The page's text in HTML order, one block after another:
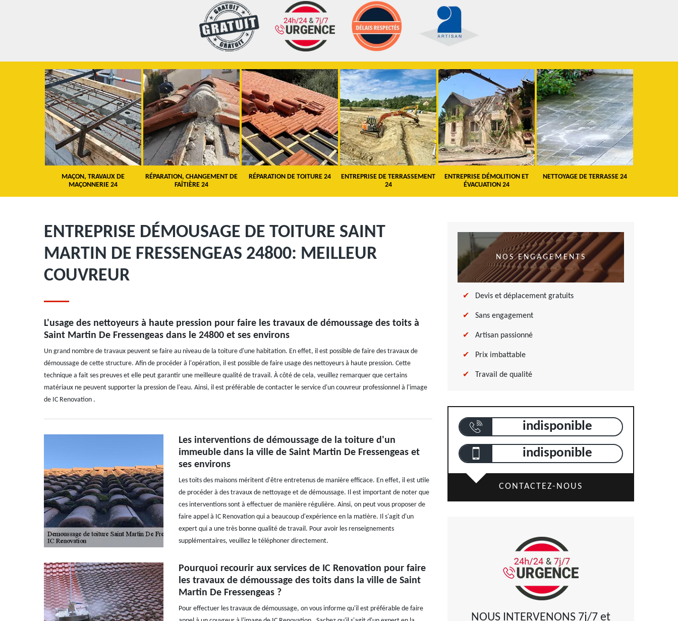
MAÇON, TRAVAUX DE
MAÇONNERIE 24
RÉPARATION, CHANGEMENT DE
FAÎTIÈRE 24
RÉPARATION DE TOITURE 24
ENTREPRISE DE TERRASSEMENT
24
ENTREPRISE DÉMOLITION ET
ÉVACUATION 24
NETTOYAGE DE TERRASSE 24
ENTREPRISE DÉMOUSAGE DE TOITURE SAINT
MARTIN DE FRESSENGEAS 24800: MEILLEUR
COUVREUR
L'usage des nettoyeurs à haute pression pour faire les travaux de démoussage des toits à
Saint Martin De Fressengeas dans le 24800 et ses environs
Un grand nombre de travaux peuvent se faire au niveau de la toiture d'une habitation. En effet, il est possible de faire des travaux de
démoussage de cette structure. Afin de procéder à l'opération, il est possible de faire usage des nettoyeurs à haute pression. Cette
technique a fait ses preuves et elle peut garantir une meilleure qualité de travail. À côté de cela, veuillez remarquer que certains
matériaux ne peuvent supporter la pression de l'eau. Ainsi, il est préférable de contacter le service d'un couvreur professionnel à l'image
de IC Renovation .
Les interventions de démoussage de la toiture d'un
immeuble dans la ville de Saint Martin De Fressengeas et
ses environs
Les toits des maisons méritent d'être entretenus de manière efficace. En effet, il est utile
de procéder à des travaux de nettoyage et de démoussage. Il est important de noter que
ces interventions sont à effectuer de manière régulière. Ainsi, on peut vous proposer de
faire appel à IC Renovation qui a beaucoup d'expérience en la matière. Il s'agit d'un
expert qui a une très bonne qualité de travail. Pour avoir les renseignements
supplémentaires, veuillez le téléphoner directement.
Pourquoi recourir aux services de IC Renovation pour faire
les travaux de démoussage des toits dans la ville de Saint
Martin De Fressengeas ?
Pour effectuer les travaux de démoussage, on vous informe qu'il est préférable de faire
NOS ENGAGEMENTS
Devis et déplacement gratuits
Sans engagement
Artisan passionné
Prix imbattable
Travail de qualité
indisponible
indisponible
CONTACTEZ-NOUS
NOUS INTERVENONS 7j/7 et